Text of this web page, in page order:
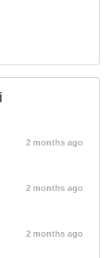
2 months ago
2 months ago
2 months ago